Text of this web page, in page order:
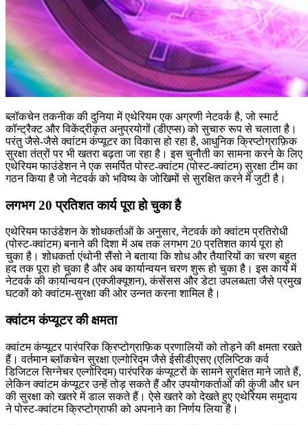
ब्लॉकचेन तकनीक की दुनिया में एथेरियम एक अग्रणी नेटवर्क है, जो स्मार्ट
कॉन्ट्रैक्ट और विकेंद्रीकृत अनुप्रयोगों (डीएप्स) को सुचारु रूप से चलाता है।
परंतु जैसे-जैसे क्वांटम कंप्यूटर का विकास हो रहा है, आधुनिक क्रिप्टोग्राफ़िक
सुरक्षा तंत्रों पर भी खतरा बढ़ता जा रहा है। इस चुनौती का सामना करने के लिए
एथेरियम फाउंडेशन ने एक समर्पित पोस्ट-क्वांटम (पोस्‍ट-क्वांटम) सुरक्षा टीम का
गठन किया है जो नेटवर्क को भविष्य के जोखिमों से सुरक्षित करने में जुटी है।
लगभग 20 प्रतिशत कार्य पूरा हो चुका है
एथेरियम फाउंडेशन के शोधकर्ताओं के अनुसार, नेटवर्क को क्वांटम प्रतिरोधी
(पोस्ट-क्वांटम) बनाने की दिशा में अब तक लगभग 20 प्रतिशत कार्य पूरा हो
चुका है। शोधकर्ता एंथोनी सैंसो ने बताया कि शोध और तैयारियों का चरण बहुत
हद तक पूरा हो चुका है और अब कार्यान्वयन चरण शुरू हो चुका है। इस कार्य में
नेटवर्क की कार्यान्वयन (एक्जीक्यूशन), कंसेंसस और डेटा उपलब्धता जैसे प्रमुख
घटकों को क्वांटम-सुरक्षा की ओर उन्नत करना शामिल है।
क्वांटम कंप्यूटर की क्षमता
क्वांटम कंप्यूटर पारंपरिक क्रिप्टोग्राफ़िक प्रणालियों को तोड़ने की क्षमता रखते
हैं। वर्तमान ब्लॉकचेन सुरक्षा एल्गोरिद्म जैसे ईसीडीएसए (एलिप्टिक कर्व
डिजिटल सिग्नेचर एल्गोरिदम) पारंपरिक कंप्यूटरों के सामने सुरक्षित माने जाते हैं,
लेकिन क्वांटम कंप्यूटर उन्हें तोड़ सकते हैं और उपयोगकर्ताओं की कुंजी और धन
की सुरक्षा को खतरे में डाल सकते हैं। ऐसे खतरे को देखते हुए एथेरियम समुदाय
ने पोस्ट-क्वांटम क्रिप्टोग्राफी को अपनाने का निर्णय लिया है।